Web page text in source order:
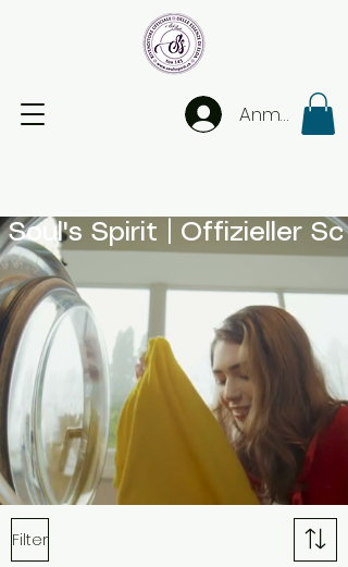
Anmelden
Soul's Spirit | Offizieller
Filter